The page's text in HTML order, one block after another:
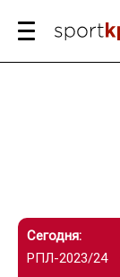
Сегодня:
РПЛ-2023/24